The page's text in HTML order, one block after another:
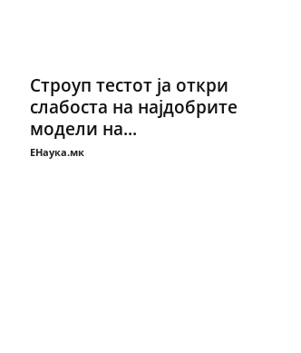
Строуп тестот ја откри
слабоста на најдобрите
модели на...
ЕНаука.мк